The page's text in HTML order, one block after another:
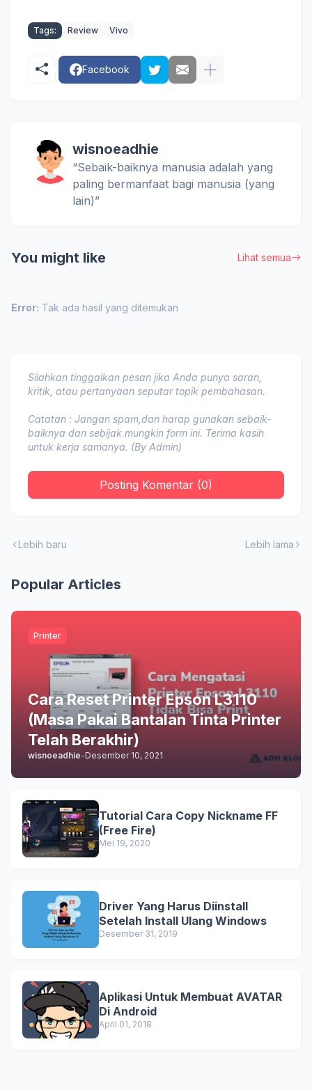
Tags: Review Vivo
Facebook
wisnoeadhie
“Sebaik-baiknya manusia adalah yang
paling bermanfaat bagi manusia (yang
lain)”
You might like Lihat semua
Error: Tak ada hasil yang ditemukan
Silahkan tinggalkan pesan jika Anda punya saran,
kritik, atau pertanyaan seputar topik pembahasan.
Catatan : Jangan spam,dan harap gunakan sebaik-
baiknya dan sebijak mungkin form ini. Terima kasih
untuk kerja samanya. (By Admin)
Posting Komentar (0)
Lebih baru Lebih lama
Popular Articles
Printer
Cara Reset Printer Epson L3110
(Masa Pakai Bantalan Tinta Printer
Telah Berakhir)
wisnoeadhie-Desember 10, 2021
Tutorial Cara Copy Nickname FF
(Free Fire)
Mei 19, 2020
Driver Yang Harus Diinstall
Setelah Install Ulang Windows
Desember 31, 2019
Aplikasi Untuk Membuat AVATAR
Di Android
April 01, 2018